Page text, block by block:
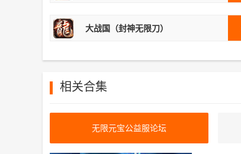
大战国（封神无限刀）
相关合集
无限元宝公益服论坛